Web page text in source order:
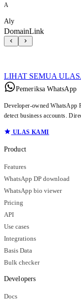
A
Aly
DomainLink
LIHAT SEMUA
Pemeriksa WhatsApp
Developer-owned WhatsApp
detect business accounts.
ULAS KAMI
Product
Features
WhatsApp DP download
WhatsApp bio viewer
Pricing
API
Use cases
Integrations
Basis Data
Bulk checker
Developers
Docs